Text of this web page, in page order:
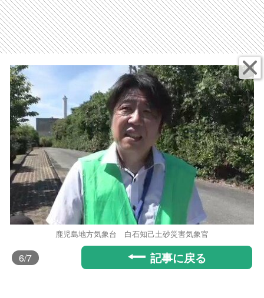
鹿児島地方気象台 白石知己土砂災害気象官
6/7 記事に戻る